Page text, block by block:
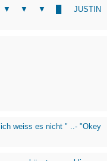
JUSTIN
weiss es nicht " ..- "Okey